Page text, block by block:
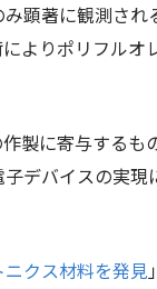
顕著に観測され
よりポリフルオ
製に寄与するも
デバイスの実現
クス材料を発見